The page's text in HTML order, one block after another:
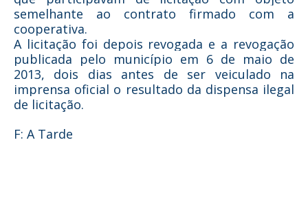
semelhante ao contrato firmado com a
cooperativa.
A licitação foi depois revogada e a revogação
publicada pelo município em 6 de maio de
2013, dois dias antes de ser veiculado na
imprensa oficial o resultado da dispensa ilegal
de licitação.
F: A Tarde